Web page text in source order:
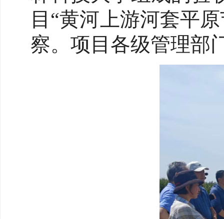
目“黄河上游河套平
察。项目各级管理部